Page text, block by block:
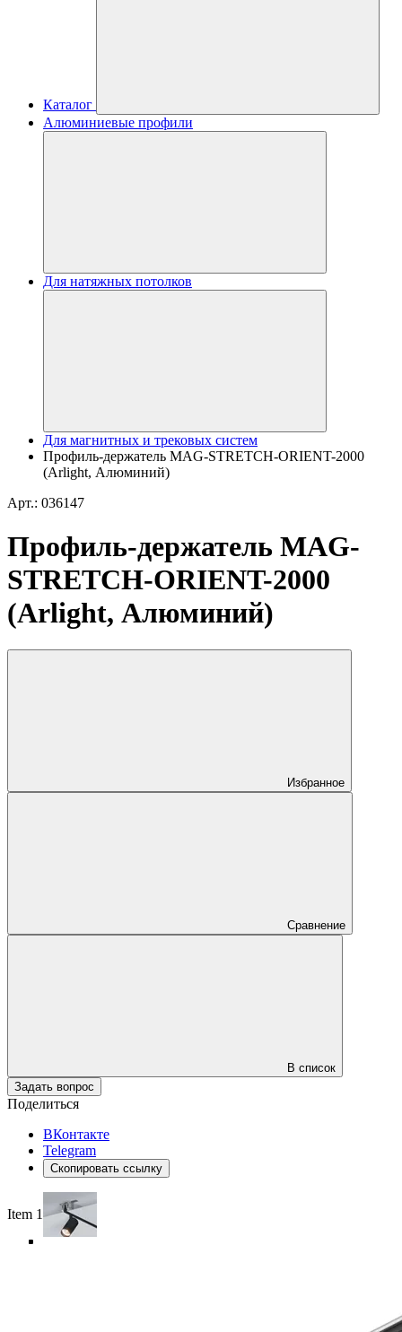
Каталог
Алюминиевые профили
Для натяжных потолков
Для магнитных и трековых систем
Профиль-держатель MAG-STRETCH-ORIENT-2000
(Arlight, Алюминий)
Арт.: 036147
Профиль-держатель MAG-
STRETCH-ORIENT-2000
(Arlight, Алюминий)
Избранное
Сравнение
В список
Задать вопрос
Поделиться
ВКонтакте
Telegram
Скопировать ссылку
Item 1 of 5